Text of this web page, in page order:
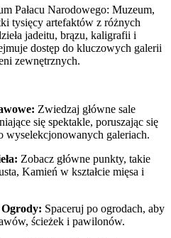
Pałacu Narodowego: Muzeum,
tysięcy artefaktów z różnych
jadeitu, brązu, kaligrafii i
dostęp do kluczowych galerii
zewnętrznych.
Zwiedzaj główne sale
się spektakle, poruszając się
wyselekcjonowanych galeriach.
Zobacz główne punkty, takie
Kamień w kształcie mięsa i
Spaceruj po ogrodach, aby
ścieżek i pawilonów.